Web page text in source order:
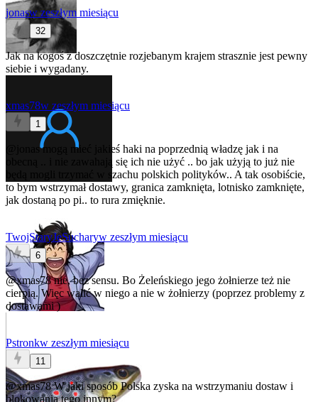
jonasw zeszłym miesiącu
32
Jak na kogoś z doszczętnie rozjebanym krajem strasznie jest pewny
siebie i wygadany.
xmas78w zeszłym miesiącu
1
mogą mieć jakieś haki na poprzednią władzę jak i na
obecną .. i nie zawahają się ich nie użyć .. bo jak użyją to już nie
będą mogli trzymać w szachu polskich polityków.. A tak osobiście,
to bym wstrzymał dostawy, granica zamknięta, lotnisko zamknięte,
jak dostaną po pi.. to rura zmięknie.
TwojStaryJeSucharyw zeszłym miesiącu
6
@xmas78nie, bez sensu. Bo Żeleńskiego jego żołnierze też nie
cierpią. Więc walić w niego a nie w żołnierzy (poprzez problemy z
dostawami )
Pstronkw zeszłym miesiącu
11
@xmas78W jaki sposób Polska zyska na wstrzymaniu dostaw i
blokowania tego innym?